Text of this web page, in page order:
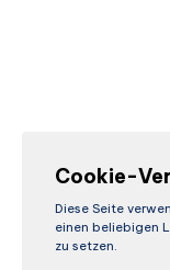
Cookie-
Diese Seite
einen beliebigen
zu setzen.